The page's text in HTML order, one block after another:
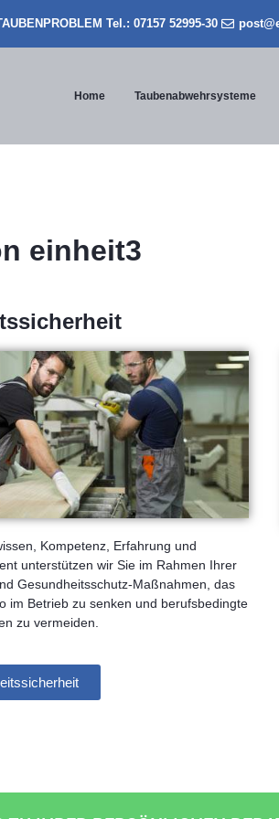
Tel.: 07157 52995-30
Home Taubenabwehrsysteme
einheit3
Kompetenz, Erfahrung und
unterstützen wir Sie im Rahmen Ihrer
Gesundheitsschutz-Maßnahmen, das
im Betrieb zu senken und berufsbedingte
zu vermeiden.